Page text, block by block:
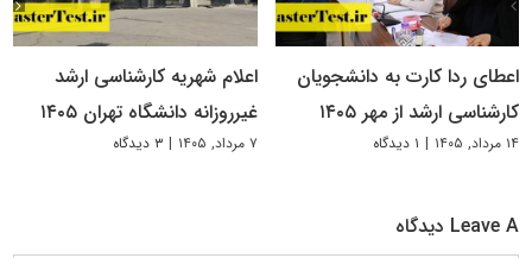
اعطای ردا کارت به دانشجویان
کارشناسی ارشد از مهر ۱۴۰۵
۱۴ مرداد, ۱۴۰۵ | ۱ دیدگاه
اعلام شهریه کارشناسی ارشد
غیرروزانه دانشگاه تهران ۱۴۰۵
۷ مرداد, ۱۴۰۵ | ۳ دیدگاه
Leave A دیدگاه